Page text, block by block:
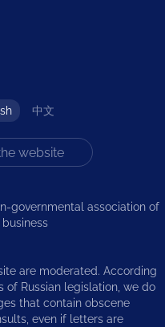
中文
governmental association of
are moderated. According
of Russian legislation, we do
that contain obscene
even if letters are